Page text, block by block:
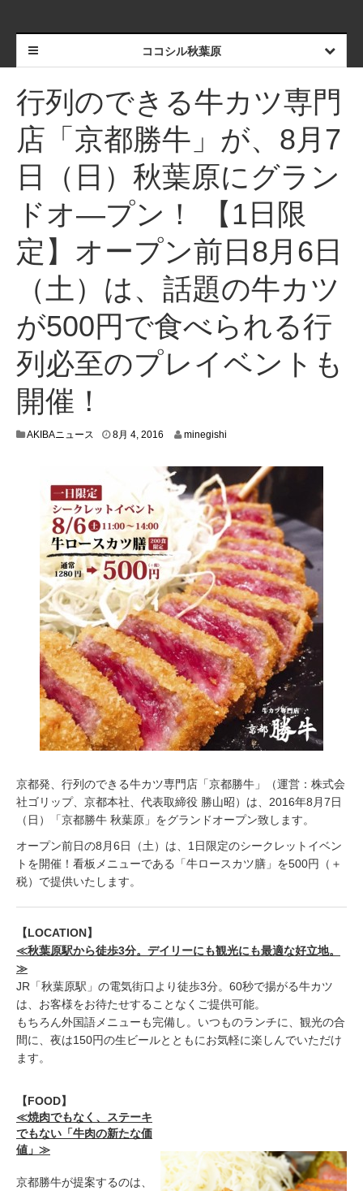
ココシル秋葉原
行列のできる牛カツ専門
店「京都勝牛」が、8月7
日（日）秋葉原にグラン
ドオ―プン！ 【1日限
定】オープン前日8月6日
（土）は、話題の牛カツ
が500円で食べられる行
列必至のプレイベントも
開催！
AKIBAニュース 8月 4, 2016
2
6
minegishi
京都発、行列のできる牛カツ専門店「京都勝牛」（運営：株式会
社ゴリップ、京都本社、代表取締役 勝山昭）は、2016年8月7日
（日）「京都勝牛 秋葉原」をグランドオープン致します。
オープン前日の8月6日（土）は、1日限定のシークレットイベン
トを開催！看板メニューである「牛ロースカツ膳」を500円（＋
税）で提供いたします。
【LOCATION】
≪秋葉原駅から徒歩3分。デイリーにも観光にも最適な好立地。
≫
JR「秋葉原駅」の電気街口より徒歩3分。60秒で揚がる牛カツ
は、お客様をお待たせすることなくご提供可能。
もちろん外国語メニューも完備し。いつものランチに、観光の合
間に、夜は150円の生ビールとともにお気軽に楽しんでいただけ
ます。
【FOOD】
≪焼肉でもなく、ステーキ
でもない「牛肉の新たな価
値」≫
京都勝牛が提案するのは、